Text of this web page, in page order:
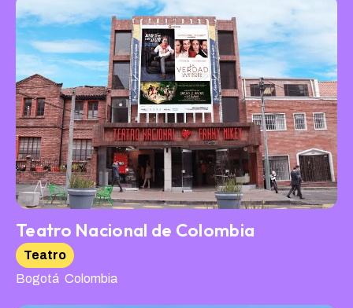
Teatro Nacional de Colombia
Teatro
Bogotá Colombia